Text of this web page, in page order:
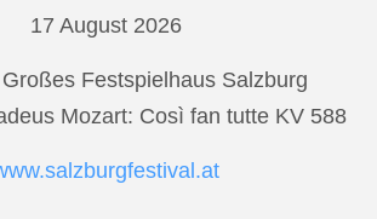
17 August 2026
Festspielhaus Salzburg
Mozart: Così fan tutte KV 588